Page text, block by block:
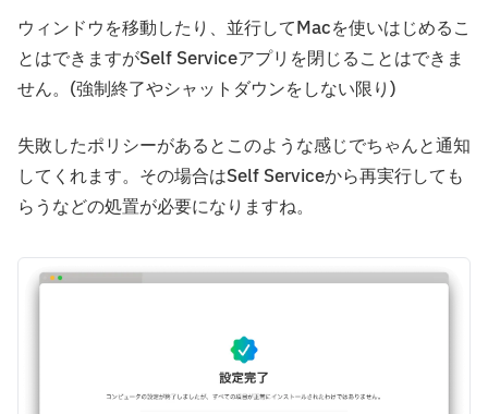
ウィンドウを移動したり、並行してMacを使いはじめるこ
とはできますがSelf Serviceアプリを閉じることはできま
せん。(強制終了やシャットダウンをしない限り)
失敗したポリシーがあるとこのような感じでちゃんと通知
してくれます。その場合はSelf Serviceから再実行しても
らうなどの処置が必要になりますね。